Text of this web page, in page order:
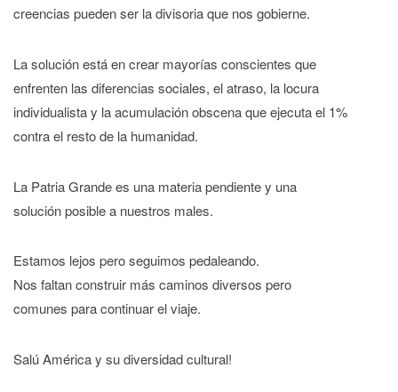
creencias pueden ser la divisoria que nos gobierne.
La solución está en crear mayorías conscientes que
enfrenten las diferencias sociales, el atraso, la locura
individualista y la acumulación obscena que ejecuta el 1%
contra el resto de la humanidad.
La Patria Grande es una materia pendiente y una
solución posible a nuestros males.
Estamos lejos pero seguimos pedaleando.
Nos faltan construir más caminos diversos pero
comunes para continuar el viaje.
Salú América y su diversidad cultural!